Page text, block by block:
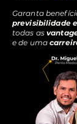
Garanta
previsibilidade
todas as
e de uma